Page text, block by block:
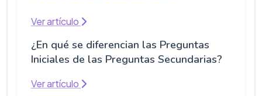
Ver artículo
¿En qué se diferencian las Preguntas
Iniciales de las Preguntas Secundarias?
Ver artículo